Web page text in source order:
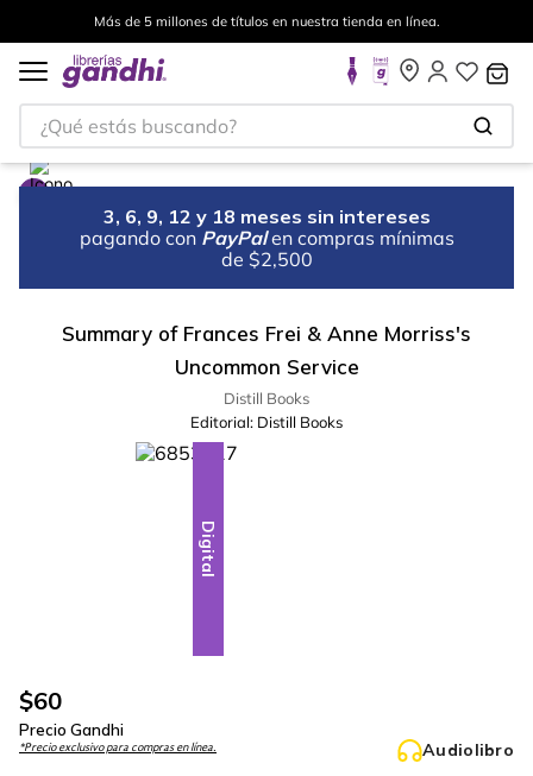
Más de 5 millones de títulos en nuestra tienda en línea.
¿Qué estás buscando?
3, 6, 9, 12 y 18 meses sin intereses
pagando con PayPal en compras mínimas
de $2,500
Summary of Frances Frei & Anne Morriss's
Uncommon Service
Distill Books
Editorial: Distill Books
Digital
$60
Precio Gandhi
*Precio exclusivo para compras en línea. Audiolibro